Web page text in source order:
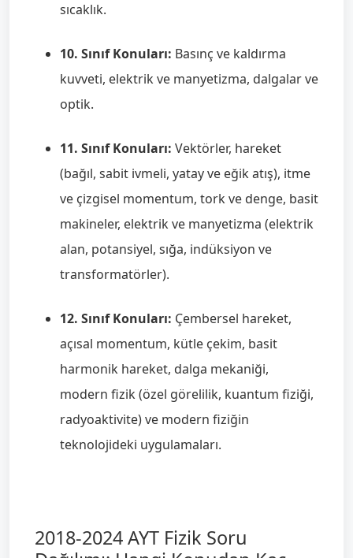
sıcaklık.
10. Sınıf Konuları: Basınç ve kaldırma
kuvveti, elektrik ve manyetizma, dalgalar ve
optik.
11. Sınıf Konuları: Vektörler, hareket
(bağıl, sabit ivmeli, yatay ve eğik atış), itme
ve çizgisel momentum, tork ve denge, basit
makineler, elektrik ve manyetizma (elektrik
alan, potansiyel, sığa, indüksiyon ve
transformatörler).
12. Sınıf Konuları: Çembersel hareket,
açısal momentum, kütle çekim, basit
harmonik hareket, dalga mekaniği,
modern fizik (özel görelilik, kuantum fiziği,
radyoaktivite) ve modern fiziğin
teknolojideki uygulamaları.
2018-2024 AYT Fizik Soru